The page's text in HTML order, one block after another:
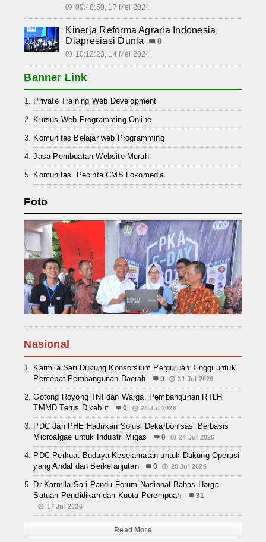
🕔 09:48:50, 17 Mei 2024
Kinerja Reforma Agraria Indonesia
Diapresiasi Dunia
0
🕔 10:12:23, 14 Mei 2024
Banner Link
Private Training Web Development
Kursus Web Programming Online
Komunitas Belajar web Programming
Jasa Pembuatan Website Murah
Komunitas Pecinta CMS Lokomedia
Foto
Nasional
Karmila Sari Dukung Konsorsium Perguruan Tinggi untuk
Percepat Pembangunan Daerah
0 31 Jul 2026
Gotong Royong TNI dan Warga, Pembangunan RTLH
TMMD Terus Dikebut
0 24 Jul 2026
PDC dan PHE Hadirkan Solusi Dekarbonisasi Berbasis
Microalgae untuk Industri Migas
0 24 Jul 2026
PDC Perkuat Budaya Keselamatan untuk Dukung Operasi
yang Andal dan Berkelanjutan
0 20 Jul 2026
Dr Karmila Sari Pandu Forum Nasional Bahas Harga
Satuan Pendidikan dan Kuota Perempuan
31
17 Jul 2026
Read More